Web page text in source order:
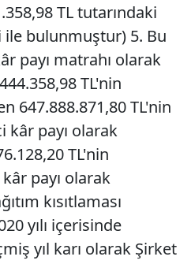
TL tutarındaki
ile bulunmuştur) 5. Bu
payı matrahı olarak
TL'nin
647.888.871,80 TL'nin
payı olarak
TL'nin
payı olarak
kısıtlaması
yılı içerisinde
yıl karı olarak Şirket